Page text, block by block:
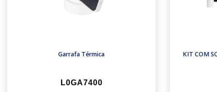
Garrafa Térmica
L0GA7400
KIT COM